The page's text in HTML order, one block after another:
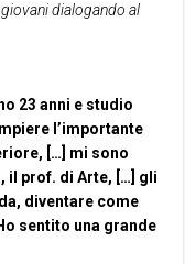
dialogando al
23 anni e studio
l’importante
[…] mi sono
il prof. di Arte, […] gli
diventare come
sentito una grande